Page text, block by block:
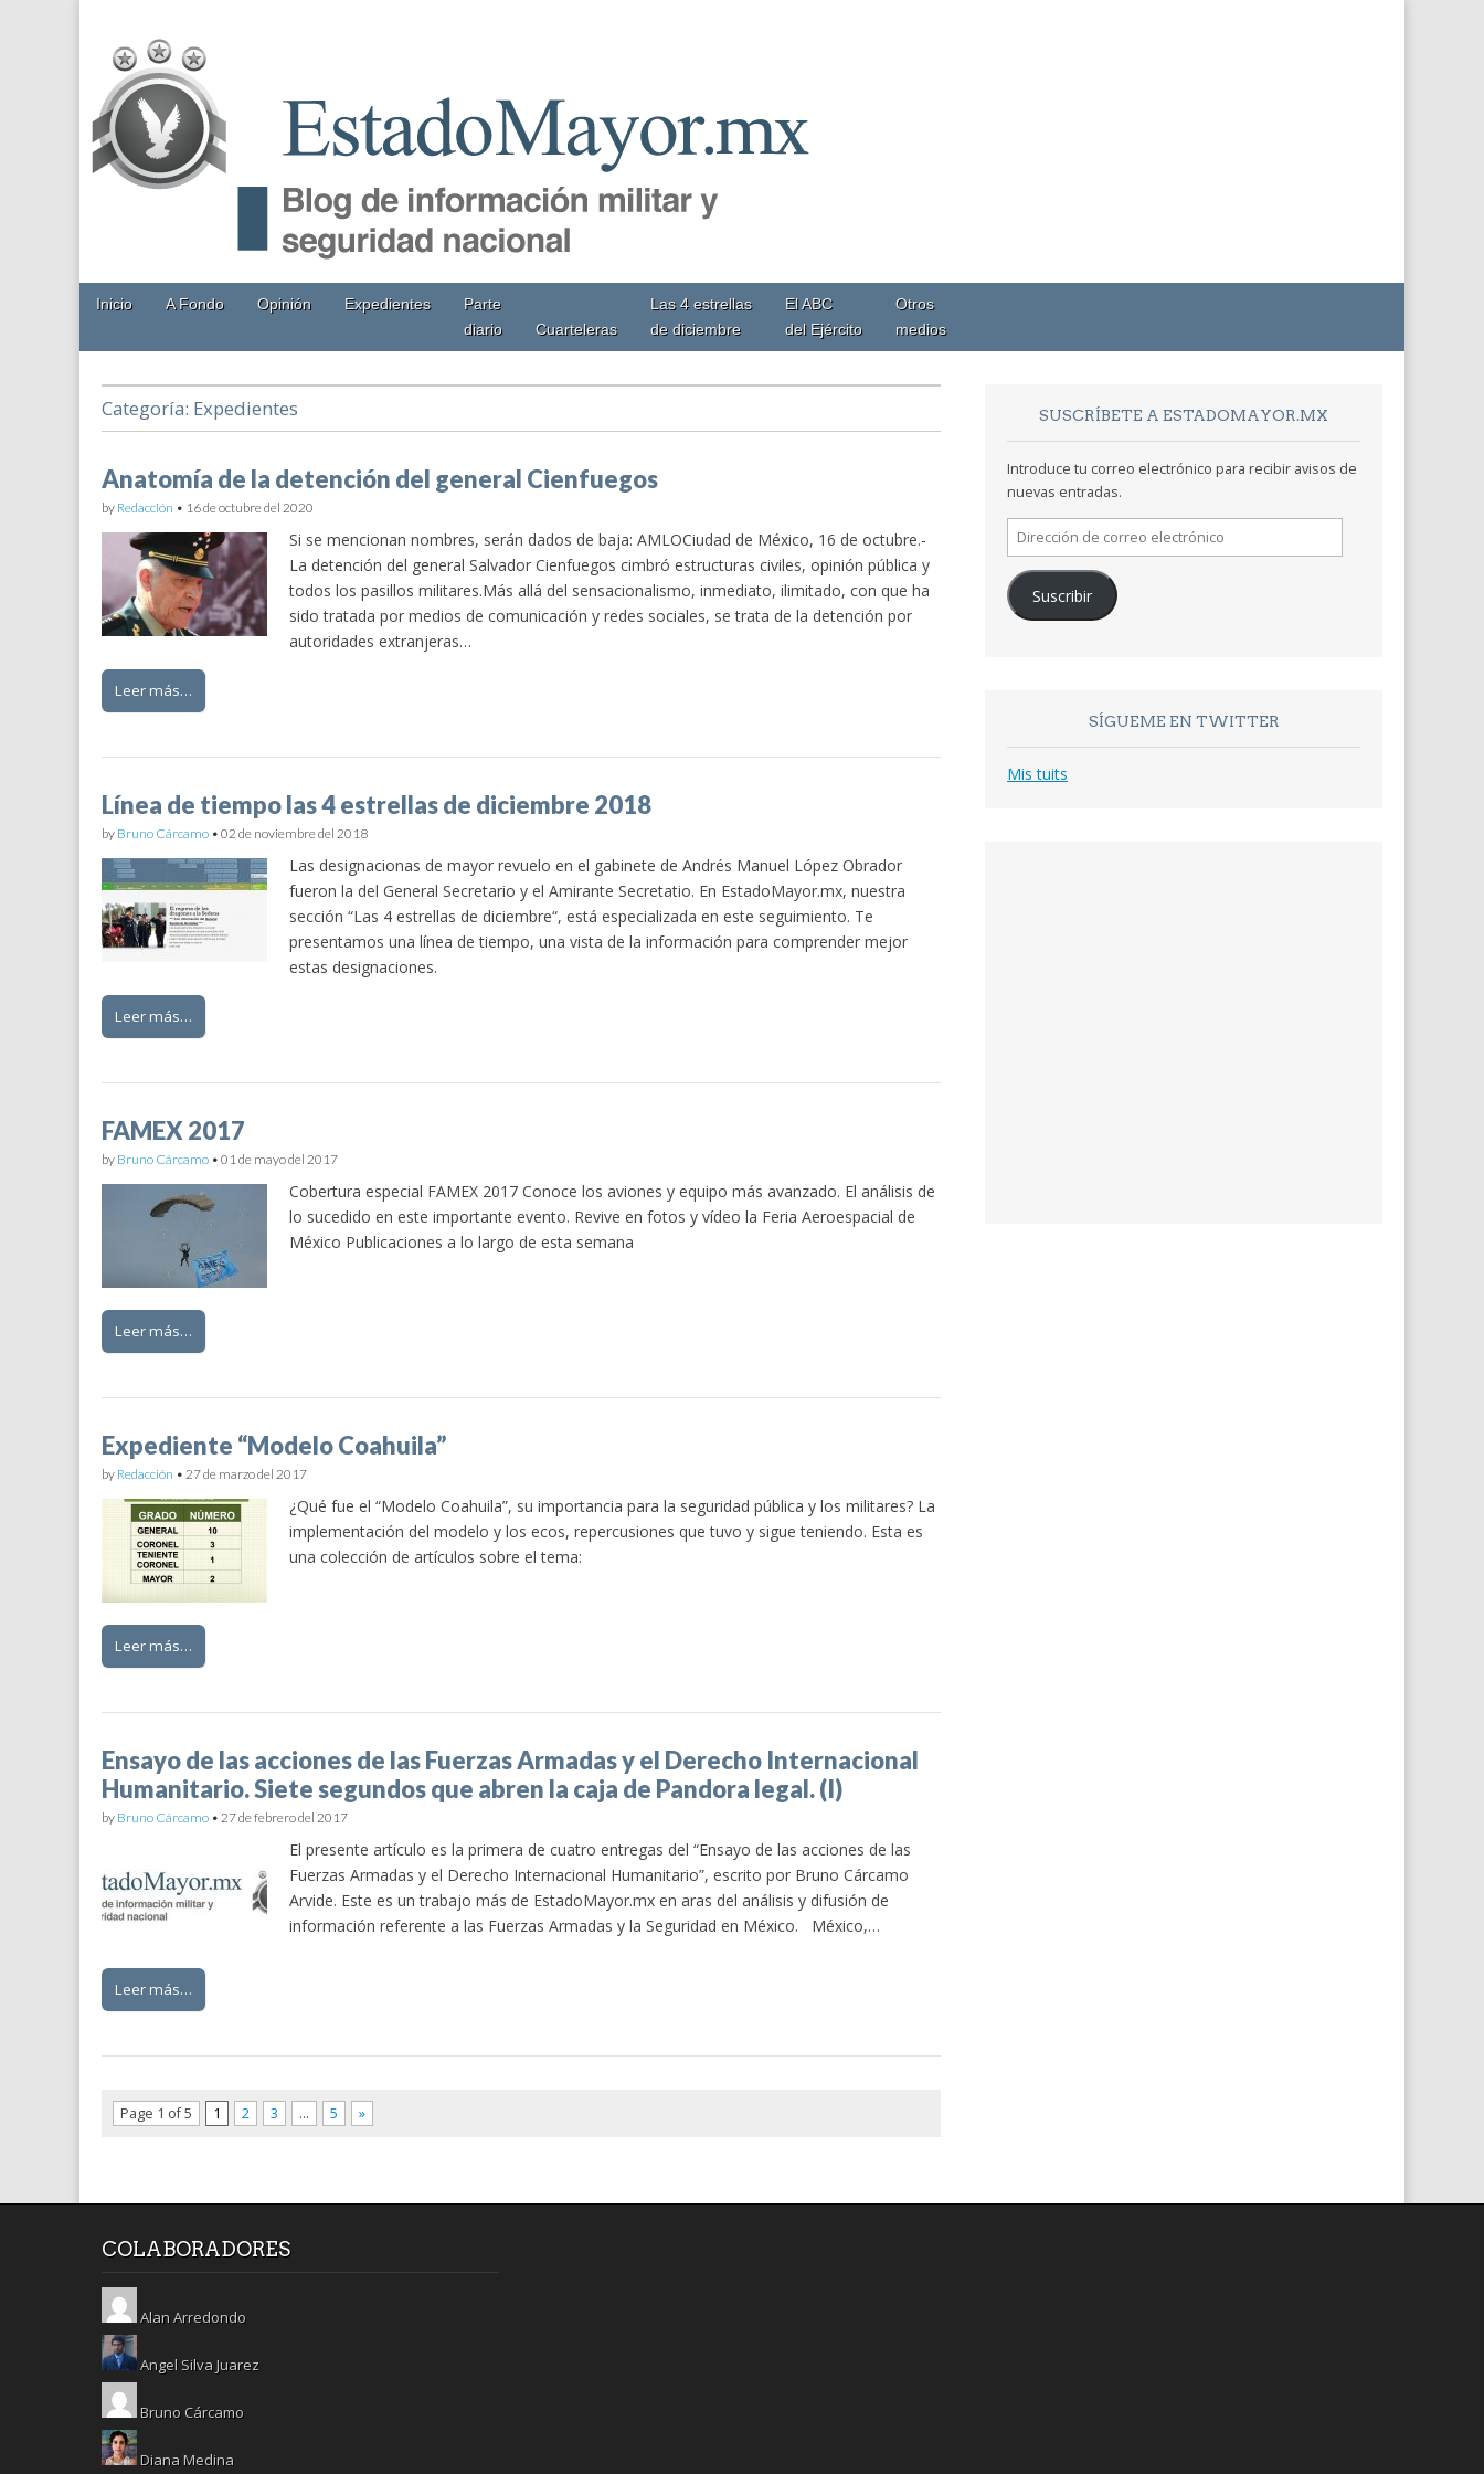
EstadoMayor.mx
Blog de información militar y de Seguridad Nacional
Inicio A Fondo Opinión Expedientes
Parte
diario
Cuarteleras
Las 4 estrellas
de diciembre
El ABC
del Ejército
Otros
medios
Categoría: Expedientes
Anatomía de la detención del general Cienfuegos
by Redacción • 16 de octubre del 2020
Si se mencionan nombres, serán dados de baja: AMLOCiudad de México, 16 de octubre.-
La detención del general Salvador Cienfuegos cimbró estructuras civiles, opinión pública y
todos los pasillos militares.Más allá del sensacionalismo, inmediato, ilimitado, con que ha
sido tratada por medios de comunicación y redes sociales, se trata de la detención por
autoridades extranjeras…
Leer más…
Línea de tiempo las 4 estrellas de diciembre 2018
by Bruno Cárcamo • 02 de noviembre del 2018
Las designacionas de mayor revuelo en el gabinete de Andrés Manuel López Obrador
fueron la del General Secretario y el Amirante Secretatio. En EstadoMayor.mx, nuestra
sección “Las 4 estrellas de diciembre“, está especializada en este seguimiento. Te
presentamos una línea de tiempo, una vista de la información para comprender mejor
estas designaciones.
Leer más…
FAMEX 2017
by Bruno Cárcamo • 01 de mayo del 2017
Cobertura especial FAMEX 2017 Conoce los aviones y equipo más avanzado. El análisis de
lo sucedido en este importante evento. Revive en fotos y vídeo la Feria Aeroespacial de
México Publicaciones a lo largo de esta semana
Leer más…
Expediente “Modelo Coahuila”
by Redacción • 27 de marzo del 2017
¿Qué fue el “Modelo Coahuila”, su importancia para la seguridad pública y los militares? La
implementación del modelo y los ecos, repercusiones que tuvo y sigue teniendo. Esta es
una colección de artículos sobre el tema:
Leer más…
Ensayo de las acciones de las Fuerzas Armadas y el Derecho Internacional
Humanitario. Siete segundos que abren la caja de Pandora legal. (I)
by Bruno Cárcamo • 27 de febrero del 2017
El presente artículo es la primera de cuatro entregas del “Ensayo de las acciones de las
Fuerzas Armadas y el Derecho Internacional Humanitario”, escrito por Bruno Cárcamo
Arvide. Este es un trabajo más de EstadoMayor.mx en aras del análisis y difusión de
información referente a las Fuerzas Armadas y la Seguridad en México. México,…
Leer más…
Page 1 of 5 1 2 3 … 5 »
SUSCRÍBETE A ESTADOMAYOR.MX
Introduce tu correo electrónico para recibir avisos de
nuevas entradas.
Dirección
de
correo
electrónico
Suscribir
SÍGUEME EN TWITTER
Mis tuits
COLABORADORES
Alan Arredondo
Angel Silva Juarez
Bruno Cárcamo
Diana Medina